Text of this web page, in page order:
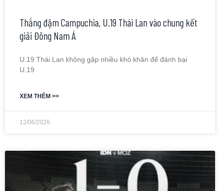
Thắng đậm Campuchia, U.19 Thái Lan vào chung kết
giải Đông Nam Á
U.19 Thái Lan không gặp nhiều khó khăn để đánh bại
U.19
XEM THÊM >>
12/06/2026